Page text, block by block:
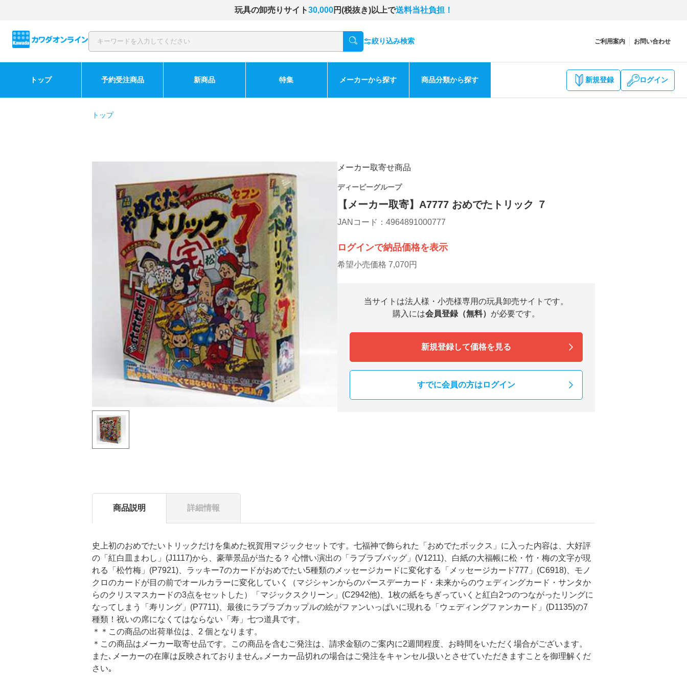
玩具の卸売りサイト30,000円(税抜き)以上で送料当社負担！
絞り込み検索 ご利用案内 お問い合わせ
トップ 予約受注商品 新商品 特集 メーカーから探す 商品分類から探す 新規登録 ログイン
トップ
メーカー取寄せ商品
ディーピーグループ
【メーカー取寄】A7777 おめでたトリック ７
JANコード：4964891000777
ログインで納品価格を表示
希望小売価格 7,070円
当サイトは法人様・小売様専用の玩具卸売サイトです。
購入には会員登録（無料） が必要です。
新規登録して価格を見る
すでに会員の方はログイン
商品説明 詳細情報
史上初のおめでたいトリックだけを集めた祝賀用マジックセットです。七福神で飾られた「おめでたボックス」に入った内容は、大好評
の「紅白皿まわし」(J1117)から、豪華景品が当たる？ 心憎い演出の「ラブラブバッグ」(V1211)、白紙の大福帳に松・竹・梅の文字が現
れる「松竹梅」(P7921)、ラッキー7のカードがおめでたい5種類のメッセージカードに変化する「メッセージカード777」(C6918)、モノ
クロのカードが目の前でオールカラーに変化していく（マジシャンからのバースデーカード・未来からのウェディングカード・サンタか
らのクリスマスカードの3点をセットした）「マジックスクリーン」(C2942他)、1枚の紙をちぎっていくと紅白2つのつながったリングに
なってしまう「寿リング」(P7711)、最後にラブラブカップルの絵がファンいっぱいに現れる「ウェディングファンカード」(D1135)の7
種類！祝いの席になくてはならない「寿」七つ道具です。
＊＊この商品の出荷単位は、2 個となります。
＊この商品はメーカー取寄せ品です。この商品を含むご発注は、請求金額のご案内に2週間程度、お時間をいただく場合がございます。
また､メーカーの在庫は反映されておりません｡メーカー品切れの場合はご発注をキャンセル扱いとさせていただきますことを御理解くだ
さい｡